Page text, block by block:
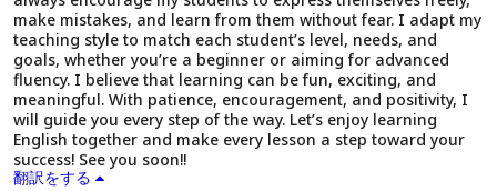
make mistakes, and learn from them without fear. I adapt my
teaching style to match each student’s level, needs, and
goals, whether you’re a beginner or aiming for advanced
fluency. I believe that learning can be fun, exciting, and
meaningful. With patience, encouragement, and positivity, I
will guide you every step of the way. Let’s enjoy learning
English together and make every lesson a step toward your
success! See you soon!!
翻訳をする